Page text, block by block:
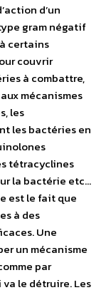
d’un
gram négatif
certains
couvrir
à combattre,
mécanismes
les
les bactéries en
tétracyclines
la bactérie etc…
est le fait que
à des
Une
un mécanisme
par
le détruire. Les